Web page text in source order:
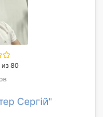
из 80
Сергій"